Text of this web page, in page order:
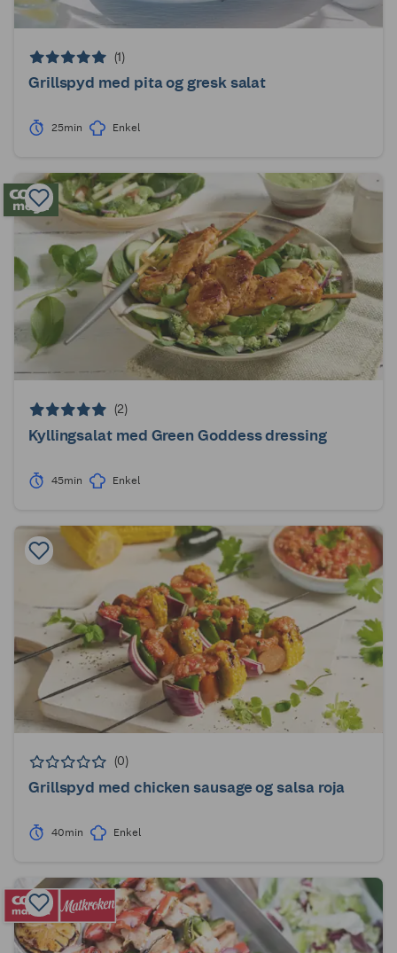
(1)
Grillspyd med pita og gresk salat
25min Enkel
(2)
Kyllingsalat med Green Goddess dressing
45min Enkel
(0)
Grillspyd med chicken sausage og salsa roja
40min Enkel